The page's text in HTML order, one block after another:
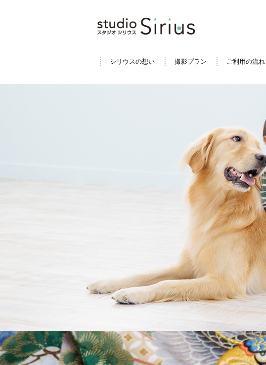
シリウスの想い 撮影プラン ご利用の流れ